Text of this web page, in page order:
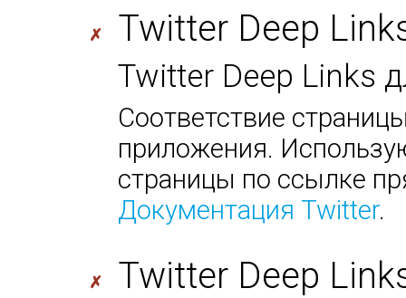
✗ Twitter Deep
Twitter Deep Links
Соответствие
приложения.
страницы по ссылке
Документация Twitter.
✗ Twitter Deep